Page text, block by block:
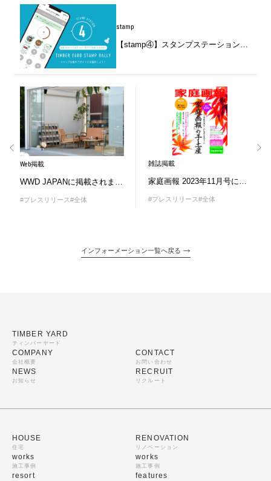
stamp
Web掲載
WWD JAPANに掲載されました
#プレスリリース#全体
雑誌掲載
家庭画報 2023年11月号に掲載されました
#プレスリリース#全体
インフォーメーション一覧へ戻る
TIMBER YARD
ティンバーヤード
COMPANY
会社概要
NEWS
お知らせ
CONTACT
お問い合わせ
RECRUIT
リクルート
HOUSE
住宅
works
施工事例
resort
RENOVATION
リノベーション
works
施工事例
features